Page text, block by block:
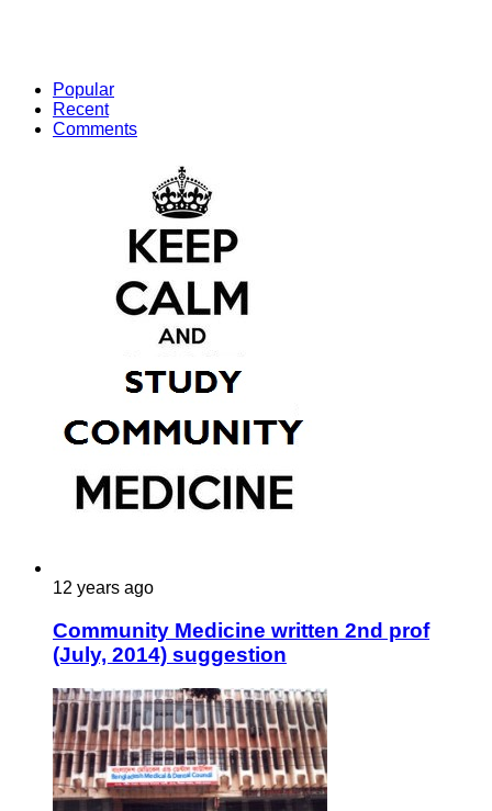
Popular
Recent
Comments
12 years ago
Community Medicine written 2nd prof
(July, 2014) suggestion